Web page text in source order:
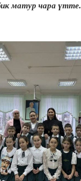
матур чара үтте.